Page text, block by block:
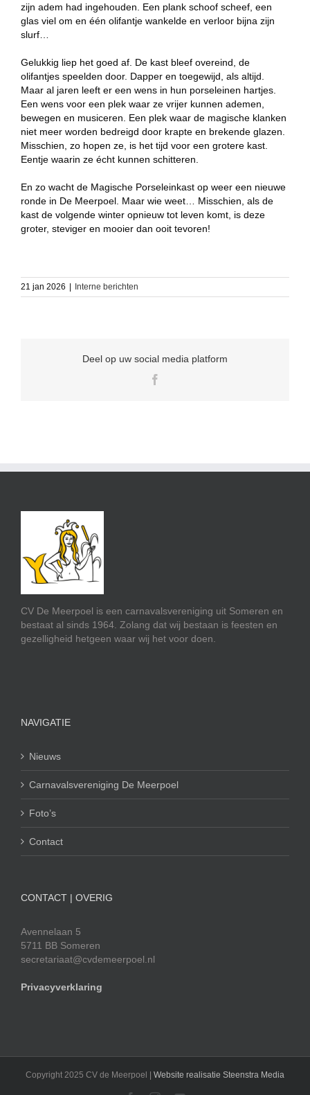
zijn adem had ingehouden. Een plank schoof scheef, een
glas viel om en één olifantje wankelde en verloor bijna zijn
slurf…
Gelukkig liep het goed af. De kast bleef overeind, de
olifantjes speelden door. Dapper en toegewijd, als altijd.
Maar al jaren leeft er een wens in hun porseleinen hartjes.
Een wens voor een plek waar ze vrijer kunnen ademen,
bewegen en musiceren. Een plek waar de magische klanken
niet meer worden bedreigd door krapte en brekende glazen.
Misschien, zo hopen ze, is het tijd voor een grotere kast.
Eentje waarin ze écht kunnen schitteren.
En zo wacht de Magische Porseleinkast op weer een nieuwe
ronde in De Meerpoel. Maar wie weet… Misschien, als de
kast de volgende winter opnieuw tot leven komt, is deze
groter, steviger en mooier dan ooit tevoren!
21 jan 2026 Interne berichten
Deel op uw social media platform
CV De Meerpoel is een carnavalsvereniging uit Someren en
bestaat al sinds 1964. Zolang dat wij bestaan is feesten en
gezelligheid hetgeen waar wij het voor doen.
NAVIGATIE
Nieuws
Carnavalsvereniging De Meerpoel
Foto’s
Contact
CONTACT | OVERIG
Avennelaan 5
5711 BB Someren
secretariaat@cvdemeerpoel.nl
Privacyverklaring
Copyright 2025 CV de Meerpoel | Website realisatie Steenstra Media